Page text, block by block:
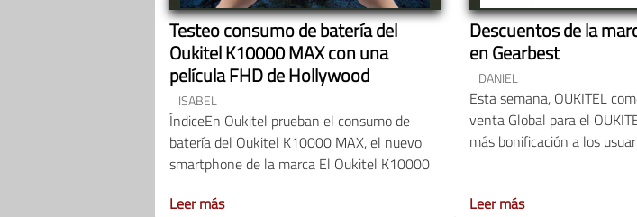
Testeo consumo de batería del
Oukitel K10000 MAX con una
película FHD de Hollywood
ISABEL
ÍndiceEn Oukitel prueban el consumo de
batería del Oukitel K10000 MAX, el nuevo
smartphone de la marca El Oukitel K10000
Leer más
Descuentos de la
en Gearbest
DANIEL
Esta semana, OUKITEL
venta Global para el
más bonificación a los
Leer más